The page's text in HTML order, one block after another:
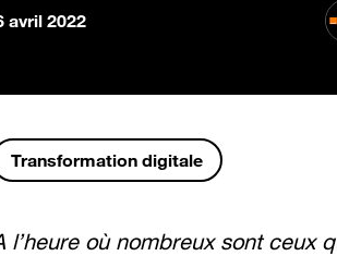
avril 2022
Transformation digitale
l’heure où nombreux sont ceux